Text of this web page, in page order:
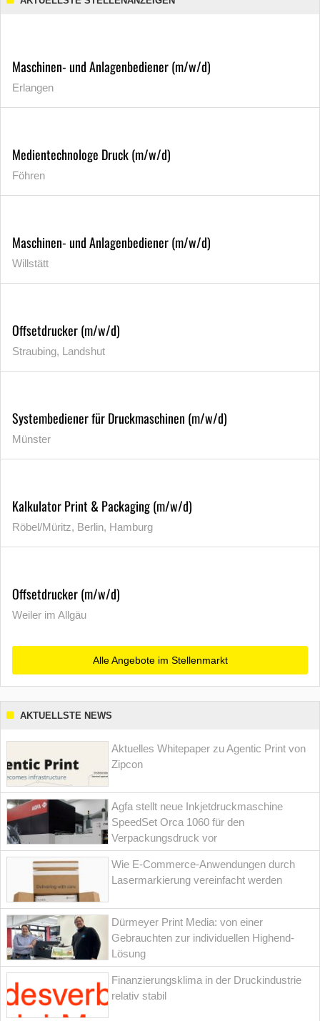
Maschinen- und Anlagenbediener (m/w/d)
Erlangen
Medientechnologe Druck (m/w/d)
Föhren
Maschinen- und Anlagenbediener (m/w/d)
Willstätt
Offsetdrucker (m/w/d)
Straubing, Landshut
Systembediener für Druckmaschinen (m/w/d)
Münster
Kalkulator Print & Packaging (m/w/d)
Röbel/Müritz, Berlin, Hamburg
Offsetdrucker (m/w/d)
Weiler im Allgäu
Alle Angebote im Stellenmarkt
AKTUELLSTE NEWS
Aktuelles Whitepaper zu Agentic Print von
Zipcon
Agfa stellt neue Inkjetdruckmaschine
SpeedSet Orca 1060 für den
Verpackungsdruck vor
Wie E-Commerce-Anwendungen durch
Lasermarkierung vereinfacht werden
Dürmeyer Print Media: von einer
Gebrauchten zur individuellen Highend-
Lösung
Finanzierungsklima in der Druckindustrie
relativ stabil